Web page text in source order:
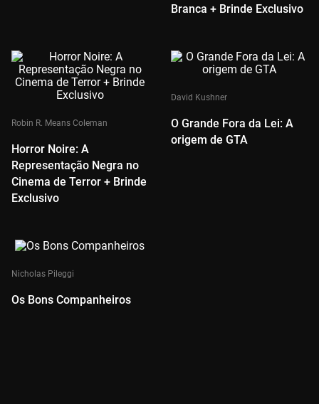
Branca + Brinde Exclusivo
Robin R. Means Coleman
Horror Noire: A
Representação Negra no
Cinema de Terror + Brinde
Exclusivo
David Kushner
O Grande Fora da Lei: A
origem de GTA
Nicholas Pileggi
Os Bons Companheiros